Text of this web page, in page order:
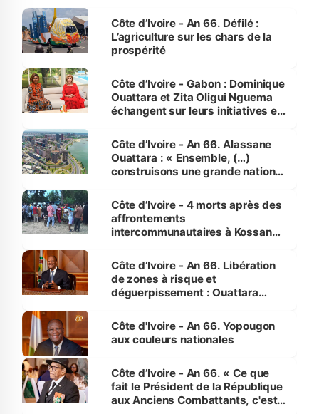
Côte d’Ivoire - An 66. Défilé :
L’agriculture sur les chars de la
prospérité
Côte d’Ivoire - Gabon : Dominique
Ouattara et Zita Oligui Nguema
échangent sur leurs initiatives en
enfants
Côte d’Ivoire - An 66. Alassane
Ouattara : « Ensemble, (…)
construisons une grande nation
générations futures »
Côte d’Ivoire - 4 morts après des
affrontements
intercommunautaires à Kossandji
milieu des sinistrés
Côte d’Ivoire - An 66. Libération
de zones à risque et
déguerpissement : Ouattara
l'Etat de droit pour préserver les
vies humaines »
Côte d'Ivoire - An 66. Yopougon
aux couleurs nationales
Côte d’Ivoire - An 66. « Ce que
fait le Président de la République
aux Anciens Combattants, c'est